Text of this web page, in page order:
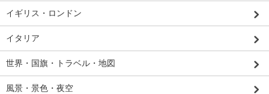
イギリス・ロンドン
イタリア
世界・国旗・トラベル・地図
風景・景色・夜空